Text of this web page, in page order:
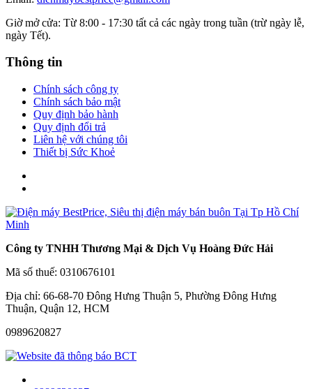
Giờ mở cửa: Từ 8:00 - 17:30 tất cả các ngày trong tuần (trừ ngày lễ,
ngày Tết).
Thông tin
Chính sách công ty
Chính sách bảo mật
Quy định bảo hành
Quy định đổi trả
Liên hệ với chúng tôi
Thiết bị Sức Khoẻ
Công ty TNHH Thương Mại & Dịch Vụ Hoàng Đức Hải
Mã số thuế: 0310676101
Địa chỉ: 66-68-70 Đông Hưng Thuận 5, Phường Đông Hưng
Thuận, Quận 12, HCM
0989620827